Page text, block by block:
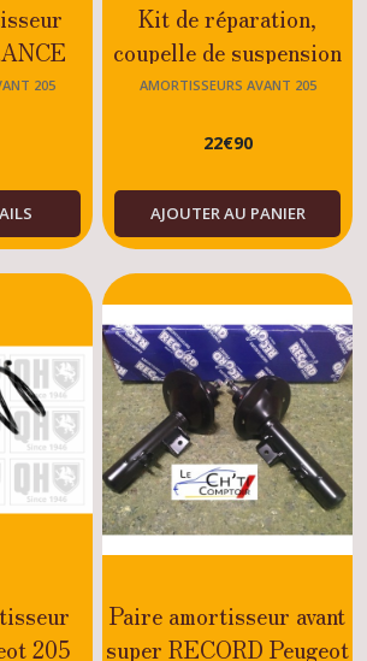
205
205
Kit de réparation,
coupelle de suspension
SNR Peugeot 205
/GTI/XS/DTURBO/
MODELES
AMORTISSEURS AVANT 205
22€90
AJOUTER AU PANIER
205
Paire amortisseur avant
super RECORD Peugeot